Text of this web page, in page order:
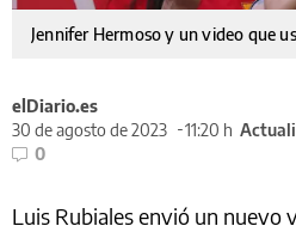
Jennifer Hermoso y un video que
elDiario.es
30 de agosto de 2023
11:20 h
0
Luis Rubiales envió un nuevo